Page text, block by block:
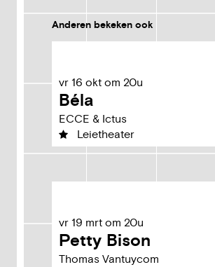
Anderen bekeken ook
vr 16 okt om 20u
Béla
ECCE & Ictus
Leietheater
vr 19 mrt om 20u
Petty Bison
Thomas Vantuycom